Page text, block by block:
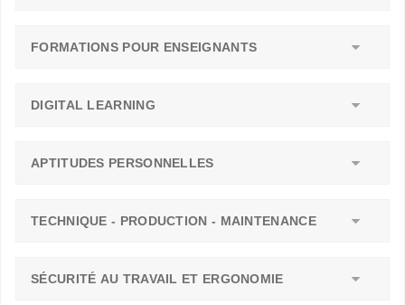
FORMATIONS POUR ENSEIGNANTS
DIGITAL LEARNING
APTITUDES PERSONNELLES
TECHNIQUE - PRODUCTION - MAINTENANCE
SÉCURITÉ AU TRAVAIL ET ERGONOMIE